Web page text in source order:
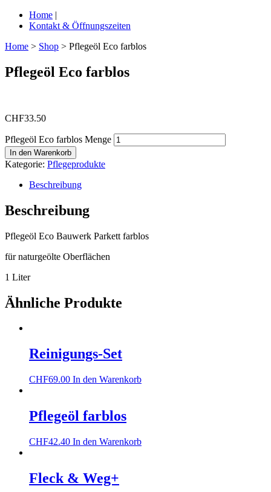
Home |
Kontakt & Öffnungszeiten
Home > Shop > Pflegeöl Eco farblos
Pflegeöl Eco farblos
CHF33.50
Pflegeöl Eco farblos Menge
In den Warenkorb
Kategorie: Pflegeprodukte
Beschreibung
Beschreibung
Pflegeöl Eco Bauwerk Parkett farblos
für naturgeölte Oberflächen
1 Liter
Ähnliche Produkte
Reinigungs-Set
CHF69.00 In den Warenkorb
Pflegeöl farblos
CHF42.40 In den Warenkorb
Fleck & Weg+